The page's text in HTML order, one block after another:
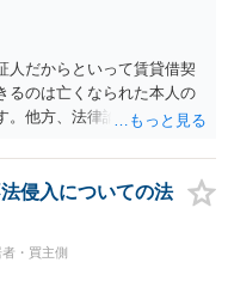
賃貸借契約の有効性を直ち
れば賃貸借の効力は原則
現在は普通借家契約が継続
いこと、②貸主側の事情
具体的に書面で説明して
を丁寧に伝えること、を
去を検討する場合には、立
条件を明確にした書面を作
条項・解除条項・期間の定
での更新時の合意内容
な特約として無効になり
すので、署名押印前に内
人だからといって賃貸借契
るのは亡くなられた本人の
。他方、法律論はさてお
れつつある手続はあくまで
めの便宜的方法として理解
進めた方が、連帯保証人で
済的負担を最小限に食い止
。
侵入についての法
・買主側